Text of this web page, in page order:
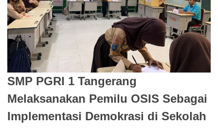
SMP PGRI 1 Tangerang
Melaksanakan Pemilu OSIS Sebagai
Implementasi Demokrasi di Sekolah